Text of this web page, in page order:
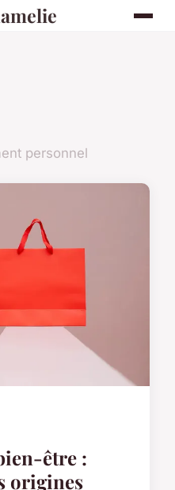
personnel
être :
origines